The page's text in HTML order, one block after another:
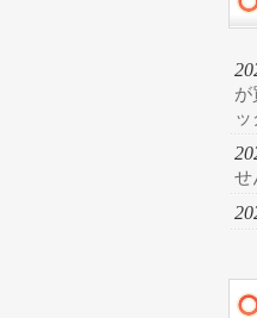
が
ッ
せ